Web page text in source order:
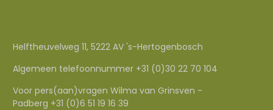
Helftheuvelweg 11, 5222 AV 's-Hertogenbosch
Algemeen telefoonnummer +31 (0)30 22 70 104
Voor pers(aan)vragen Wilma van Grinsven -
Padberg +31 (0)6 51 19 16 39